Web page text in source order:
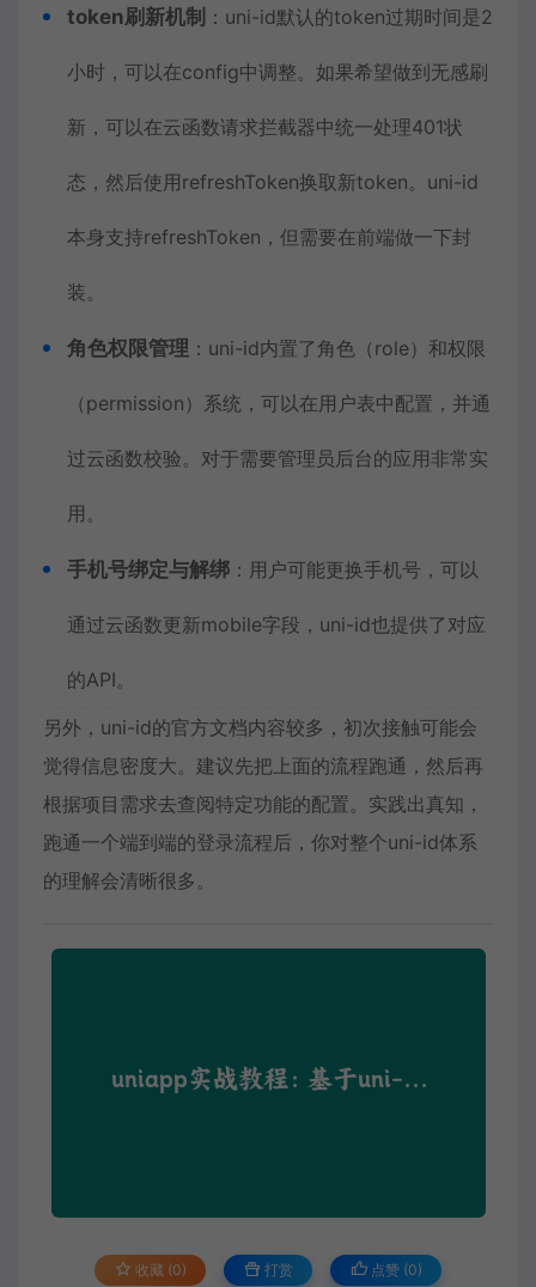
token刷新机制 ：uni-id默认的token过期时间是2
小时，可以在config中调整。如果希望做到无感刷
新，可以在云函数请求拦截器中统一处理401状
态，然后使用refreshToken换取新token。uni-id
本身支持refreshToken，但需要在前端做一下封
装。
角色权限管理 ：uni-id内置了角色（role）和权限
（permission）系统，可以在用户表中配置，并通
过云函数校验。对于需要管理员后台的应用非常实
用。
手机号绑定与解绑 ：用户可能更换手机号，可以
通过云函数更新mobile字段，uni-id也提供了对应
的API。
另外，uni-id的官方文档内容较多，初次接触可能会
觉得信息密度大。建议先把上面的流程跑通，然后再
根据项目需求去查阅特定功能的配置。实践出真知，
跑通一个端到端的登录流程后，你对整个uni-id体系
的理解会清晰很多。
收藏 (0) 打赏 点赞 (0)